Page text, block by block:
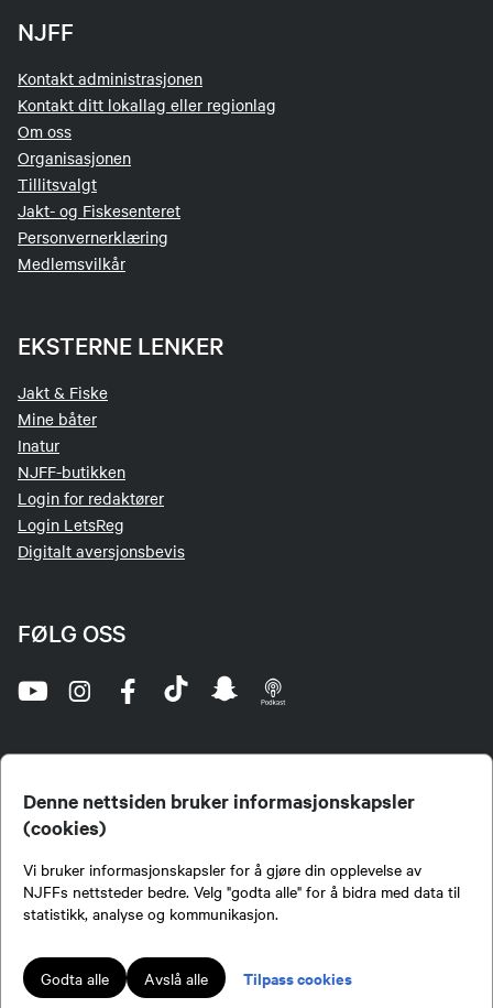
Denne nettsiden bruker informasjonskapsler
(cookies)
Vi bruker informasjonskapsler for å gjøre din opplevelse av
NJFFs nettsteder bedre. Velg "godta alle" for å bidra med data til
statistikk, analyse og kommunikasjon.
Godta alle Avslå alle Tilpass cookies
NJFF
Kontakt administrasjonen
Kontakt ditt lokallag eller regionlag
Om oss
Organisasjonen
Tillitsvalgt
Jakt- og Fiskesenteret
Personvernerklæring
Medlemsvilkår
EKSTERNE LENKER
Jakt & Fiske
Mine båter
Inatur
NJFF-butikken
Login for redaktører
Login LetsReg
Digitalt aversjonsbevis
FØLG OSS
jegere og sportsfiskere og et av de viktigste miljøene for formidling av kunnskap om jakt og
fiske i Norge. Vi er en partipolitisk nøytral organisasjon, men har et sterkt jakt-, fiske-, og
naturpolitisk engasjement i mange saker.
Lokalforeninger tilsluttet Norges Jeger- og Fiskerforbund har ansvar for innhold de
publiserer på njff.no.